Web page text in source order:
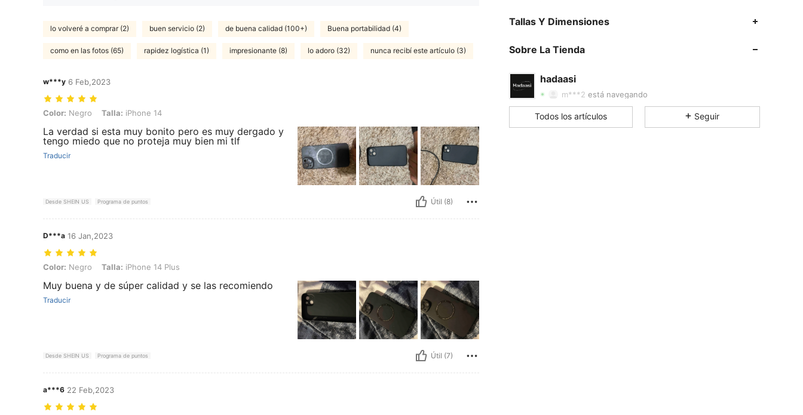
lo volveré a comprar (2) buen servicio (2) de buena calidad (100+) Buena portabilidad (4)
como en las fotos (65) rapidez logística (1) impresionante (8) lo adoro (32) nunca recibí este artículo (3)
w***y 6 Feb,2023
Color: Negro, Talla: iPhone 14
Color: Negro Talla: iPhone 14
La verdad si esta muy bonito pero es muy dergado y
tengo miedo que no proteja muy bien mi tlf
Traducir
Desde SHEIN US Programa de puntos Útil (8)
D***a 16 Jan,2023
Color: Negro, Talla: iPhone 14 Plus
Color: Negro Talla: iPhone 14 Plus
Muy buena y de súper calidad y se las recomiendo
Traducir
Desde SHEIN US Programa de puntos Útil (7)
a***6 22 Feb,2023
Tallas Y Dimensiones
Sobre La Tienda
hadaasi
m***2 está navegando
Todos los artículos Seguir